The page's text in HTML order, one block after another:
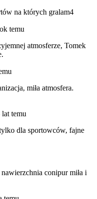
na których gralam4
temu
atmosferze, Tomek
miła atmosfera.
lat temu
dla sportowców, fajne
conipur miła i